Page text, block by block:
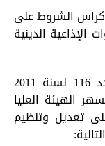
من كراس الشروط على
الإذاعية الدينية
وحيث ينص الفصل 15 من المرسوم عدد 116 لسنة 2011
على أن: “تسهر الهيئة العليا
تعديل وتنظيم